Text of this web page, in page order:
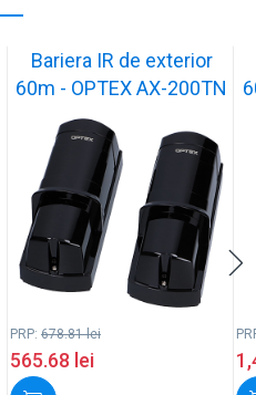
Bariera IR de exterior
60m - OPTEX AX-200TN
PRP: 678.81lei
565.68 lei